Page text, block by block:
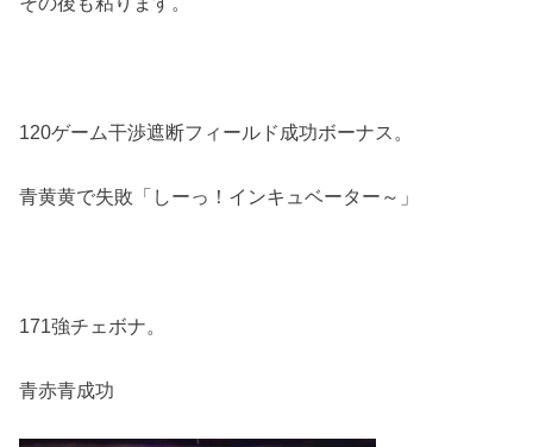
120ゲーム干渉遮断フィールド成功ボーナス。
青黄黄で失敗「しーっ！インキュベーター～」
171強チェボナ。
青赤青成功